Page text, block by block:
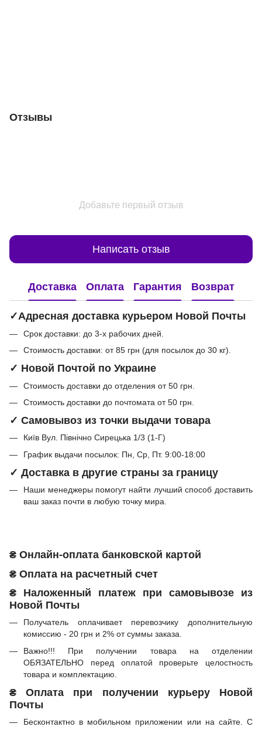
Отзывы
Добавьте первый отзыв
Написать отзыв
Доставка Оплата Гарантия Возврат
✓Адресная доставка курьером Новой Почты
Срок доставки: до 3-х рабочих дней.
Стоимость доставки: от 85 грн (для посылок до 30 кг).
✓ Новой Почтой по Украине
Стоимость доставки до отделения от 50 грн.
Стоимость доставки до почтомата от 50 грн.
✓ Самовывоз из точки выдачи товара
Київ Вул. Північно Сирецька 1/3 (1-Г)
График выдачи посылок: Пн, Ср, Пт. 9:00-18:00
✓ Доставка в другие страны за границу
Наши менеджеры помогут найти лучший способ доставить
ваш заказ почти в любую точку мира.
₴ Онлайн-оплата банковской картой
₴ Оплата на расчетный счет
₴ Наложенный платеж при самовывозе из
Новой Почты
Получатель оплачивает перевозчику дополнительную
комиссию - 20 грн и 2% от суммы заказа.
Важно!!! При получении товара на отделении
ОБЯЗАТЕЛЬНО перед оплатой проверьте целостность
товара и комплектацию.
₴ Оплата при получении курьеру Новой
Почты
Бесконтактно в мобильном приложении или на сайте. С